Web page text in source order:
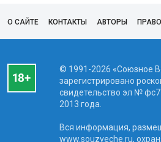
О САЙТЕ КОНТАКТЫ АВТОРЫ
© 1991-2026 «Союзное
зарегистрировано
свидетельство эл №
2013 года.
Вся информация,
www.souzveche.ru,